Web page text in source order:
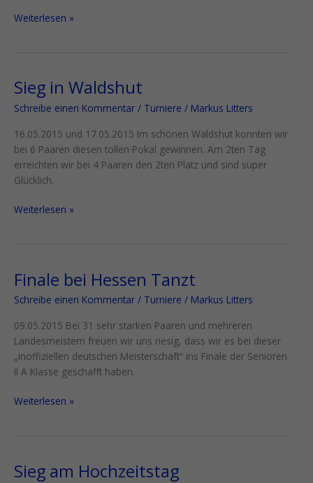
Weiterlesen »
Sieg in Waldshut
Schreibe einen Kommentar / Turniere / Markus Litters
16.05.2015 und 17.05.2015 Im schönen Waldshut konnten wir
bei 6 Paaren diesen tollen Pokal gewinnen. Am 2ten Tag
erreichten wir bei 4 Paaren den 2ten Platz und sind super
Glücklich.
Sieg
Waldshut
Weiterlesen »
Finale bei Hessen Tanzt
Schreibe einen Kommentar / Turniere / Markus Litters
09.05.2015 Bei 31 sehr starken Paaren und mehreren
Landesmeistern freuen wir uns riesig, dass wir es bei dieser
„inoffiziellen deutschen Meisterschaft“ ins Finale der Senioren
II A Klasse geschafft haben.
Finale
Hessen
Tanzt
Weiterlesen »
Sieg am Hochzeitstag
Sieg